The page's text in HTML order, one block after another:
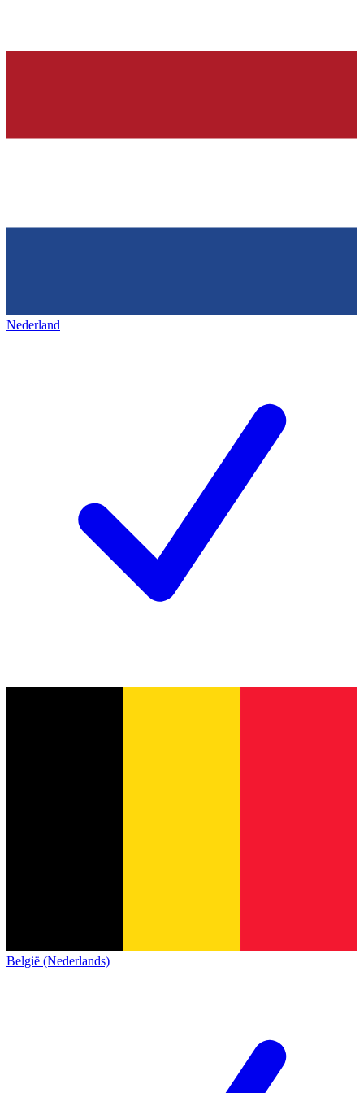
Nederland
België (Nederlands)